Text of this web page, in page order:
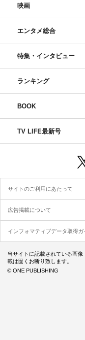
映画
エンタメ総合
特集・インタビュー
ランキング
BOOK
TV LIFE最新号
サイトのご利用にあたって
広告掲載について
インフォマティブデータ取得ガ
当サイトに記載されている画
載は固くお断り致します。
© ONE PUBLISHING